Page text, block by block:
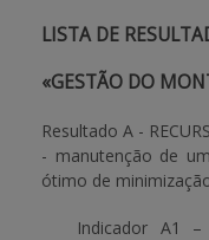
LISTA DE
«GESTÃO DO
Resultado A -
- manutenção de
ótimo de
Indicador A1